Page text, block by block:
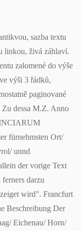
sazba textu
linkou, živá záhlaví.
zalomené do výše
výši 3 řádků,
paginované
dessa M.Z. Anno
fürnehmsten Ort/
unnd
der vorige Text
darzu
wird". Francfurt
Beschreibung Der
Eichenau/ Horn/